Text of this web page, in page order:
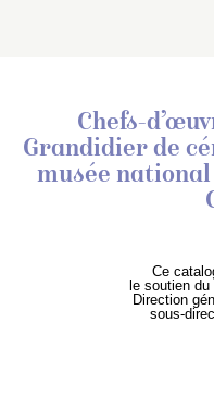
Chefs-
Grandidier de
musée
Ce
le soutien
Direction
sous-